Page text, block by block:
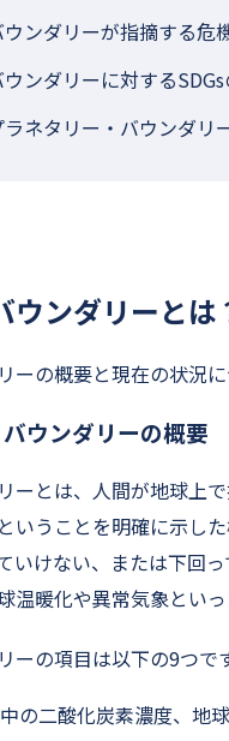
ンダリーが指摘する危
ンダリーに対する
ネタリー・バウンダリ
ウンダリーとは
ーの概要と現在の状況に
ウンダリーの概要
ーとは、人間が地球上
いうことを明確に示した
いけない、または下回
温暖化や異常気象とい
の項目は以下の9つです
の二酸化炭素濃度、地